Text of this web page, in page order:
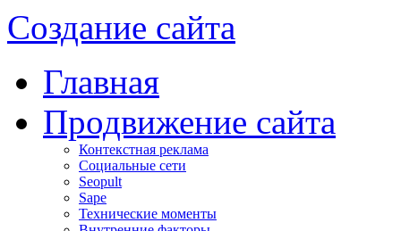
Создание сайта
Главная
Продвижение сайта
Контекстная реклама
Социальные сети
Seopult
Sape
Технические моменты